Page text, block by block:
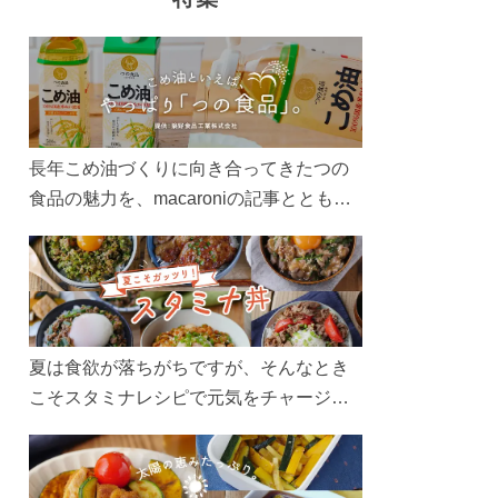
長年こめ油づくりに向き合ってきたつの
食品の魅力を、macaroniの記事とともに
ん、製造現場や品質へのこだわりまで。
こめ油をもっと好きになるコンテンツを
ぜひお楽しみください。
夏は食欲が落ちがちですが、そんなとき
こそスタミナレシピで元気をチャージ！
リ食べて、夏バテを吹き飛ばしましょ
う！